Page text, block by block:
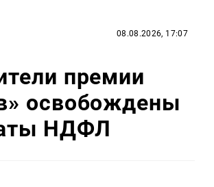
08.08.2026, 17:07
премии
освобождены
НДФЛ